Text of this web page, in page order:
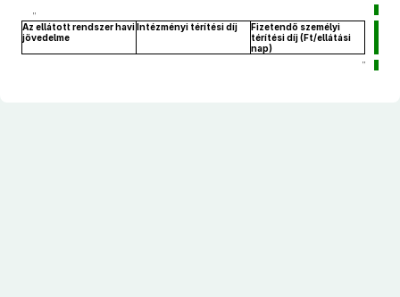
Az ellátott rendszer havi
jövedelme
Intézményi térítési díj
Fizetendő személyi
térítési díj (Ft/ellátási
nap)
”